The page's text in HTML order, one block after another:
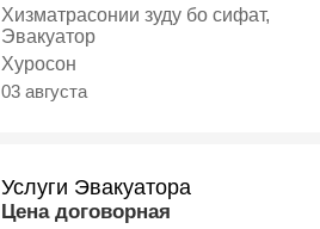
Хизматрасонии зуду бо сифат,
Эвакуатор
Хуросон
03 августа
Услуги Эвакуатора
Цена договорная